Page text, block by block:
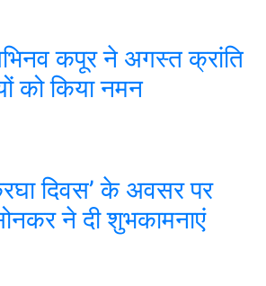
कपूर ने अगस्त क्रांति
को किया नमन
दिवस’ के अवसर पर
ने दी शुभकामनाएं